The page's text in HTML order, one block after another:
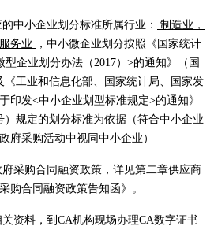
中小企业划分标准所属行业：
制造业，
务业
，中小微企业划分按照《国家统计
型企业划分办法（2017）>的通知》（国
《工业和信息化部、国家统计局、国家发
印发<中小企业划型标准规定>的通知》
）规定的划分标准为依据（符合中小企业
府采购活动中视同中小企业）
采购合同融资政策，详见第二章供应商
购合同融资政策告知函》。
资料，到CA机构现场办理CA数字证书